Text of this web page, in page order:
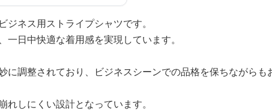
ネス用ストライプシャツです。
一日中快適な着用感を実現しています。
に調整されており、ビジネスシーンでの品格を保ちながら
れしにくい設計となっています。